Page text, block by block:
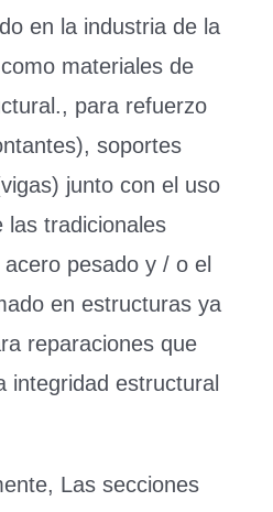
en la industria de la
materiales de
para refuerzo
soportes
junto con el uso
las tradicionales
pesado y / o el
en estructuras ya
reparaciones que
integridad estructural
Las secciones